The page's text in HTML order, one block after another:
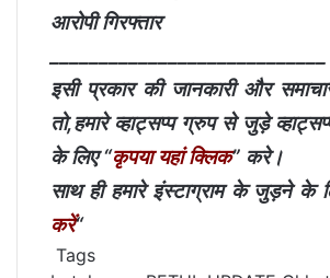
आरोपी गिरफ्तार
इसी प्रकार की जानकारी और
तो,हमारे व्हाट्सप्प ग्रुप से जुड़े
के लिए “कृपया यहां क्लिक” करे।
साथ ही हमारे इंस्टाग्राम के जुड़ने के
करें“
Tags